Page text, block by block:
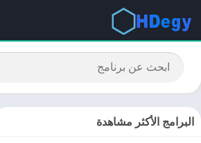
البرامج الأكثر مشاهدة